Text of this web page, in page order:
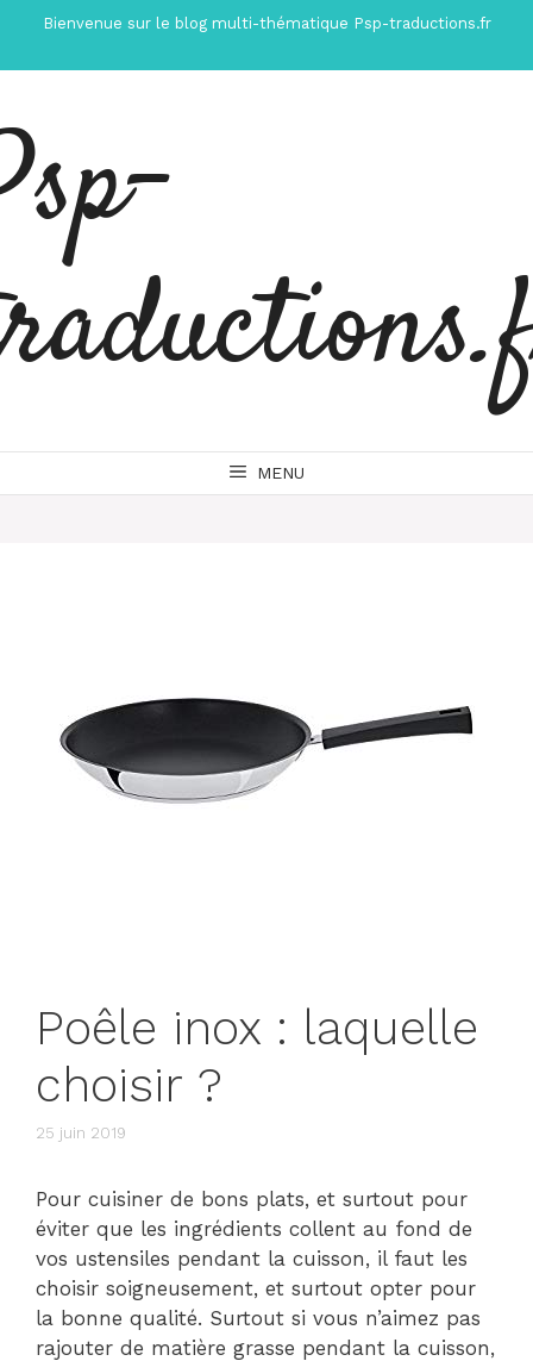
contenu
Bienvenue sur le blog multi-thématique Psp-traductions.fr
MENU
Poêle inox : laquelle
choisir ?
25 juin 2019
Pour cuisiner de bons plats, et surtout pour
éviter que les ingrédients collent au fond de
vos ustensiles pendant la cuisson, il faut les
choisir soigneusement, et surtout opter pour
la bonne qualité. Surtout si vous n’aimez pas
rajouter de matière grasse pendant la cuisson,